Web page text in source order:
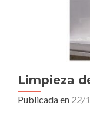
Limpieza
Publicada en 22/